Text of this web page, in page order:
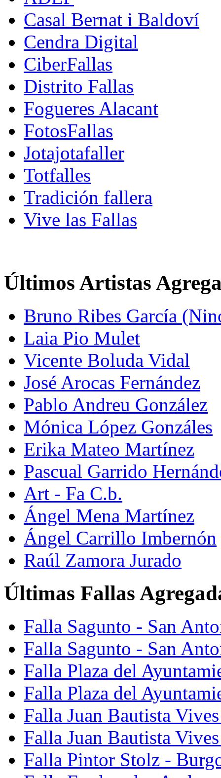
Casal Bernat i Baldoví
Cendra Digital
CiberFallas
Distrito Fallas
Fogueres Alacant
FotosFallas
Jotajotafaller
Totfalles
Tradición fallera
Vive las Fallas
Últimos Artistas
Bruno Ribes García
Laia Pio Mulet
Vicente Boluda Vidal
José Arocas Fernández
Pablo Andreu González
Mónica López Gonzáles
Erika Mateo Martínez
Pascual Garrido
Art - Fa C.b.
Ángel Mena Martínez
Ángel Carrillo Imbernón
Raúl Zamora Jurado
Últimas Fallas
Falla Sagunto - San
Falla Sagunto - San
Falla Plaza del
Falla Plaza del
Falla Juan Bautista
Falla Juan Bautista
Falla Pintor Stolz -